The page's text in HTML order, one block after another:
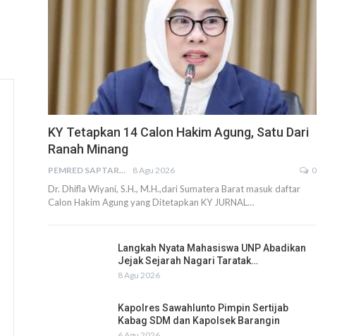
KY Tetapkan 14 Calon Hakim Agung, Satu Dari
Ranah Minang
PEMRED SAPTARIUS 8 Agu 2026 0
Dr. Dhifla Wiyani, S.H., M.H.,dari Sumatera Barat masuk daftar
Calon Hakim Agung yang Ditetapkan KY JURNAL…
Langkah Nyata Mahasiswa UNP Abadikan
Jejak Sejarah Nagari Taratak…
8 Agu 2026
Kapolres Sawahlunto Pimpin Sertijab
Kabag SDM dan Kapolsek Barangin